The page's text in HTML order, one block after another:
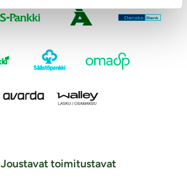
Joustavat toimitustavat